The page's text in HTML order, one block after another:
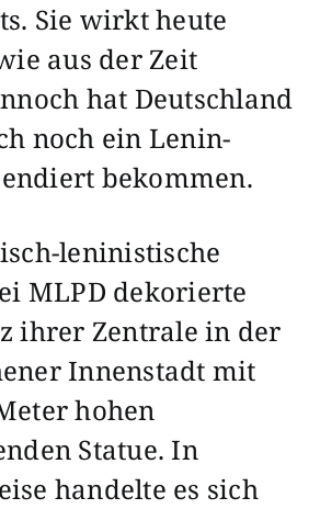
Sie wirkt heute
aus der Zeit
hat Deutschland
noch ein Lenin-
bekommen.
leninistische
MLPD dekorierte
ihrer Zentrale in der
Innenstadt mit
hohen
Statue. In
handelte es sich